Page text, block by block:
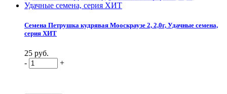
Семена Петрушка кудрявая Мооскраузе 2, 2,0г, Удачные семена,
серия ХИТ
25 руб.
-
+